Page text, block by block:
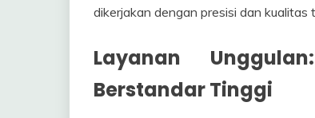
dikerjakan dengan presisi dan kualitas
Layanan
Berstandar Tinggi